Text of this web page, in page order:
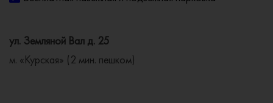
ул. Земляной Вал д. 25
м. «Курская» (2 мин. пешком)